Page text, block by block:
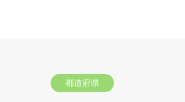
都道府県